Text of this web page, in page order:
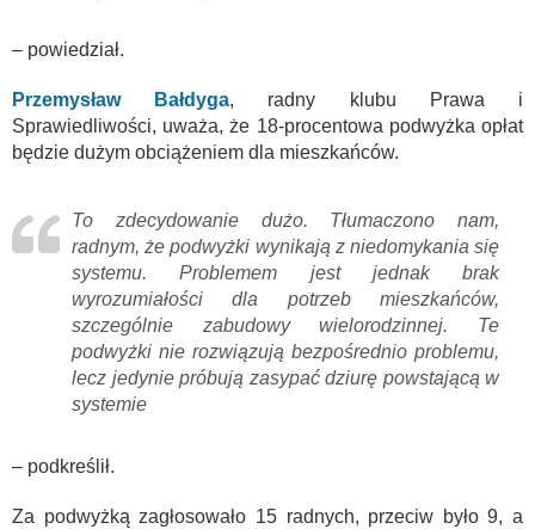
– powiedział.
Przemysław Bałdyga, radny klubu Prawa i
Sprawiedliwości, uważa, że 18-procentowa podwyżka opłat
będzie dużym obciążeniem dla mieszkańców.
To zdecydowanie dużo. Tłumaczono nam,
radnym, że podwyżki wynikają z niedomykania się
systemu. Problemem jest jednak brak
wyrozumiałości dla potrzeb mieszkańców,
szczególnie zabudowy wielorodzinnej. Te
podwyżki nie rozwiązują bezpośrednio problemu,
lecz jedynie próbują zasypać dziurę powstającą w
systemie
– podkreślił.
Za podwyżką zagłosowało 15 radnych, przeciw było 9, a